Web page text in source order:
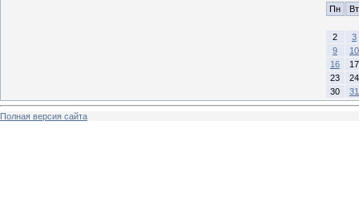
Пн
Вт
2
3
9
10
16
17
23
24
30
31
Полная версия сайта